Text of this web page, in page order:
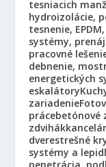
tesniacich
hydroizolácie,
tesnenie,
systémy,
pracovné
debnenie,
energetických
eskalátory
zariadenie
prácebetónové
zdvihák
dverestrešné
systémy a